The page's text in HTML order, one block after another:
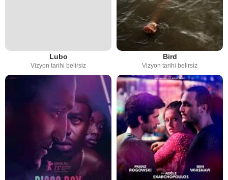
Lubo
Vizyon tarihi belirsiz
Bird
Vizyon tarihi belirsiz